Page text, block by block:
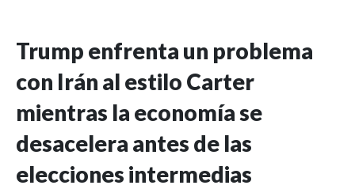
Trump enfrenta un problema
con Irán al estilo Carter
mientras la economía se
desacelera antes de las
elecciones intermedias